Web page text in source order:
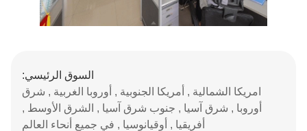
السوق الرئيسي:
امريكا الشمالية , أمريكا الجنوبية , أوروبا الغربية , شرق
أوروبا , شرق آسيا , جنوب شرق آسيا , الشرق الأوسط ,
أفريقيا , أوقيانوسيا , في جميع أنحاء العالم